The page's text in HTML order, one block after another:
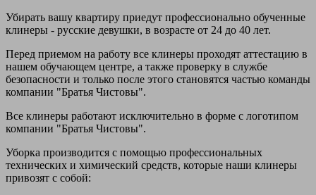
Убирать вашу квартиру приедут профессионально обученные
клинеры - русские девушки, в возрасте от 24 до 40 лет.
Перед приемом на работу все клинеры проходят аттестацию в
нашем обучающем центре, а также проверку в службе
безопасности и только после этого становятся частью команды
компании "Братья Чистовы".
Все клинеры работают исключительно в форме с логотипом
компании "Братья Чистовы".
Уборка производится с помощью профессиональных
технических и химический средств, которые наши клинеры
привозят с собой: